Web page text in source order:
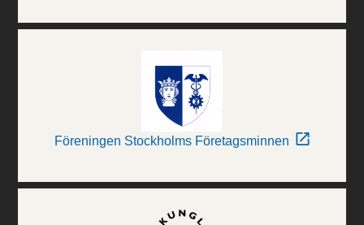
Föreningen Stockholms Företagsminnen